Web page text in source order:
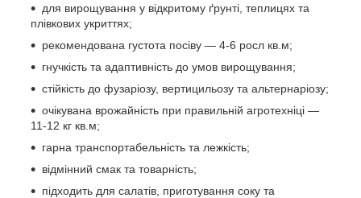
для вирощування у відкритому ґрунті, теплицях та
плівкових укриттях;
рекомендована густота посіву — 4-6 росл кв.м;
гнучкість та адаптивність до умов вирощування;
стійкість до фузаріозу, вертицильозу та альтернаріозу;
очікувана врожайність при правильній агротехніці —
11-12 кг кв.м;
гарна транспортабельність та лежкість;
відмінний смак та товарність;
підходить для салатів, приготування соку та